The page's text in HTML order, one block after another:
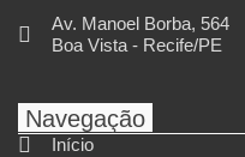
Av. Manoel Borba, 564
Boa Vista - Recife/PE
Navegação
Início